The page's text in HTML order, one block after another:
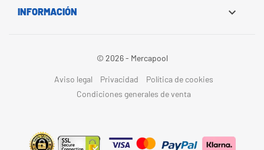
INFORMACIÓN 
© 2026 - Mercapool
Aviso legal Privacidad
Política de cookies
Condiciones generales de venta